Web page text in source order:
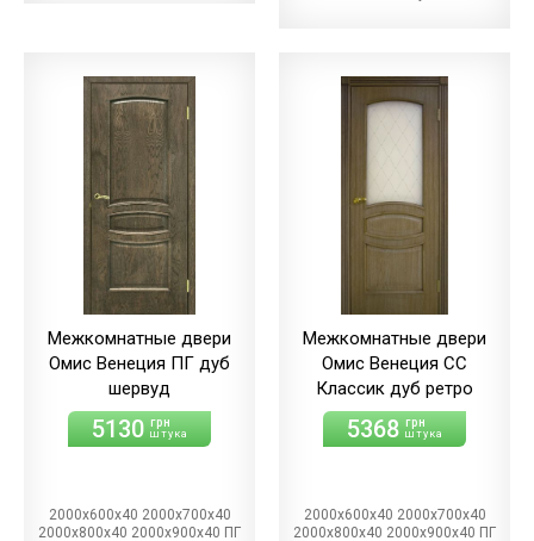
Межкомнатные двери
Омис Венеция ПГ дуб
шервуд
5130 грн
штука
2000х600х40 2000х700х40
2000х800х40 2000х900х40 ПГ
Межкомнатные двери
Омис Венеция СС
Классик дуб ретро
5368 грн
штука
2000х600х40 2000х700х40
2000х800х40 2000х900х40 ПГ